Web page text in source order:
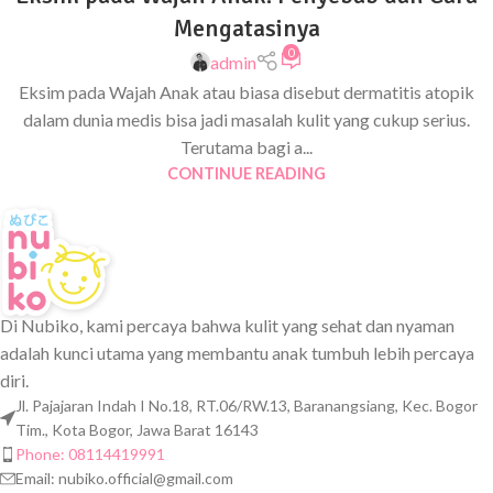
Mengatasinya
admin 0
Eksim pada Wajah Anak atau biasa disebut dermatitis atopik
dalam dunia medis bisa jadi masalah kulit yang cukup serius.
Terutama bagi a...
CONTINUE READING
Di Nubiko, kami percaya bahwa kulit yang sehat dan nyaman
adalah kunci utama yang membantu anak tumbuh lebih percaya
diri.
Jl. Pajajaran Indah I No.18, RT.06/RW.13, Baranangsiang, Kec. Bogor
Tim., Kota Bogor, Jawa Barat 16143
Phone: 08114419991
Email: nubiko.official@gmail.com